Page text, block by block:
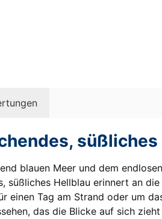
blauen Meer und dem
Hellblau erinnert an
Tag am Strand oder um
das die Blicke auf sich